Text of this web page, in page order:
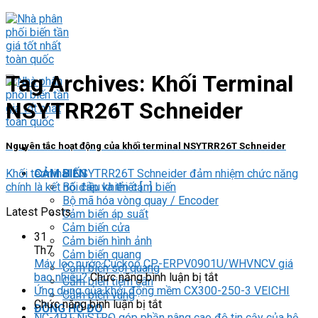
Skip
to
content
CẢM BIẾN
Bộ điều khiển cảm biến
Bộ mã hóa vòng quay / Encoder
Cảm biến áp suất
Cảm biến cửa
Cảm biến hình ảnh
Cảm biến quang
Cảm biến sợi quang
Cảm biến tiệm cận
Cảm biến vùng
ĐỒNG HỒ ĐO
Tag Archives: Khối Terminal
NSYTRR26T Schneider
Nguyên tắc hoạt động của khối terminal NSYTRR26T Schneider
Khối terminal NSYTRR26T Schneider đảm nhiệm chức năng
chính là kết nối cáp và thiết [...]
Latest Posts
31
Th7
Máy lọc nước Cuckoo CP-ERPV0901U/WHVNCV giá
bao nhiêu? Chức năng bình luận bị tắtở
Máy
Ứng dụng của khởi động mềm CX300-250-3 VEICHI
Chức năng bình luận bị tắtở